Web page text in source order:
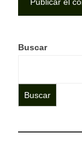
Buscar
Buscar